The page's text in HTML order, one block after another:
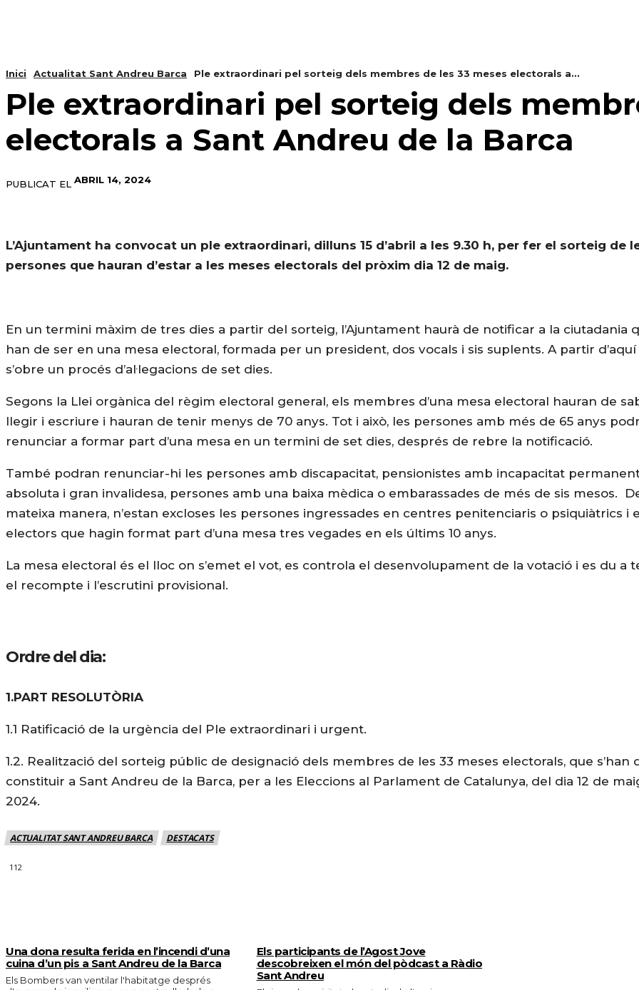
Inici Actualitat Sant Andreu Barca Ple extraordinari pel sorteig dels membres de les 33 meses electorals a...
Ple extraordinari pel sorteig dels
electorals a Sant Andreu de la Barca
PUBLICAT EL ABRIL 14, 2024
L’Ajuntament ha convocat un ple extraordinari, dilluns 15 d’abril a les 9.30 h, per fer el sorteig de
persones que hauran d’estar a les meses electorals del pròxim dia 12 de maig.
En un termini màxim de tres dies a partir del sorteig, l’Ajuntament haurà de notificar a la ciutadania
han de ser en una mesa electoral, formada per un president, dos vocals i sis suplents. A partir d’aquí
s’obre un procés d’al·legacions de set dies.
Segons la Llei orgànica del règim electoral general, els membres d’una mesa electoral hauran de
llegir i escriure i hauran de tenir menys de 70 anys. Tot i això, les persones amb més de 65 anys
renunciar a formar part d’una mesa en un termini de set dies, després de rebre la notificació.
També podran renunciar-hi les persones amb discapacitat, pensionistes amb incapacitat
absoluta i gran invalidesa, persones amb una baixa mèdica o embarassades de més de sis mesos.
mateixa manera, n’estan excloses les persones ingressades en centres penitenciaris o psiquiàtrics i
electors que hagin format part d’una mesa tres vegades en els últims 10 anys.
La mesa electoral és el lloc on s’emet el vot, es controla el desenvolupament de la votació i es du a
el recompte i l’escrutini provisional.
Ordre del dia:
1.PART RESOLUTÒRIA
1.1 Ratificació de la urgència del Ple extraordinari i urgent.
1.2. Realització del sorteig públic de designació dels membres de les 33 meses electorals, que s’han
constituir a Sant Andreu de la Barca, per a les Eleccions al Parlament de Catalunya, del dia 12 de
2024.
ACTUALITAT SANT ANDREU BARCA DESTACATS
112
Una dona resulta ferida en l’incendi d’una
cuina d’un pis a Sant Andreu de la Barca
Els Bombers van ventilar l'habitatge després
Els participants de l’Agost Jove
descobreixen el món del pòdcast a Ràdio
Sant Andreu